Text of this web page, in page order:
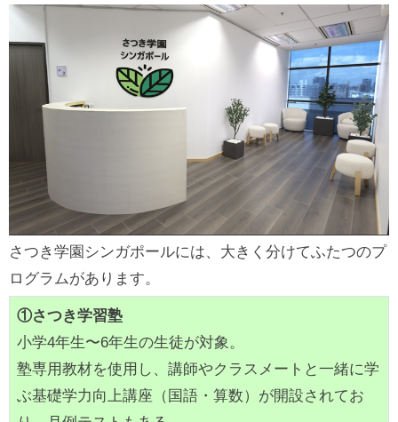
さつき学園シンガポールには、大きく分けてふたつのプ
ログラムがあります。
①さつき学習塾
小学4年生〜6年生の生徒が対象。
塾専用教材を使用し、講師やクラスメートと一緒に学
ぶ基礎学力向上講座（国語・算数）が開設されてお